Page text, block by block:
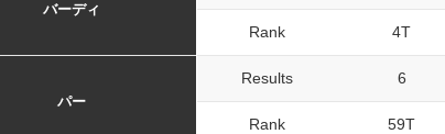
バーディ
Rank 4T
パー
Results 6
Rank 59T